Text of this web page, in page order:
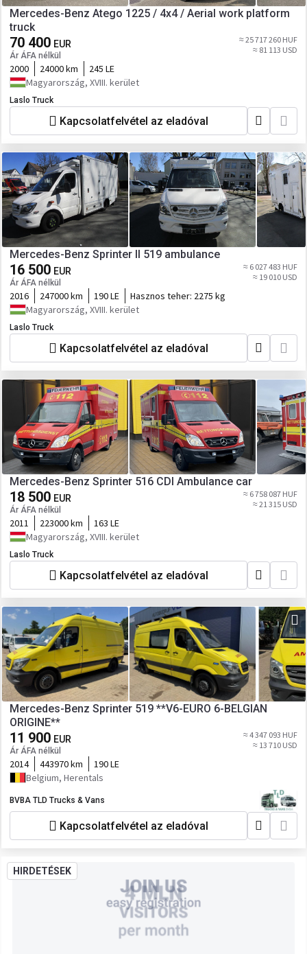
Mercedes-Benz Atego 1225 / 4x4 / Aerial work platform
truck
70 400 EUR
Ár ÁFA nélkül
≈ 25 717 260 HUF
≈ 81 113 USD
2000 24000 km
245 LE
Magyarország, XVIII. kerület
Laslo Truck
Kapcsolatfelvétel az eladóval
Mercedes-Benz Sprinter II 519 ambulance
16 500 EUR
Ár ÁFA nélkül
≈ 6 027 483 HUF
≈ 19 010 USD
2016 247000 km 190 LE Hasznos teher: 2275 kg
Magyarország, XVIII. kerület
Laslo Truck
Kapcsolatfelvétel az eladóval
Mercedes-Benz Sprinter 516 CDI Ambulance car
18 500 EUR
Ár ÁFA nélkül
≈ 6 758 087 HUF
≈ 21 315 USD
2011 223000 km
163 LE
Magyarország, XVIII. kerület
Laslo Truck
Kapcsolatfelvétel az eladóval
Mercedes-Benz Sprinter 519 **V6-EURO 6-BELGIAN
ORIGINE**
11 900 EUR
Ár ÁFA nélkül
≈ 4 347 093 HUF
≈ 13 710 USD
2014 443970 km
190 LE
Belgium, Herentals
BVBA TLD Trucks & Vans
Kapcsolatfelvétel az eladóval
HIRDETÉSEK